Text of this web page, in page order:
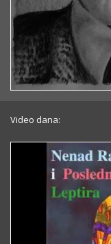
Video dana: